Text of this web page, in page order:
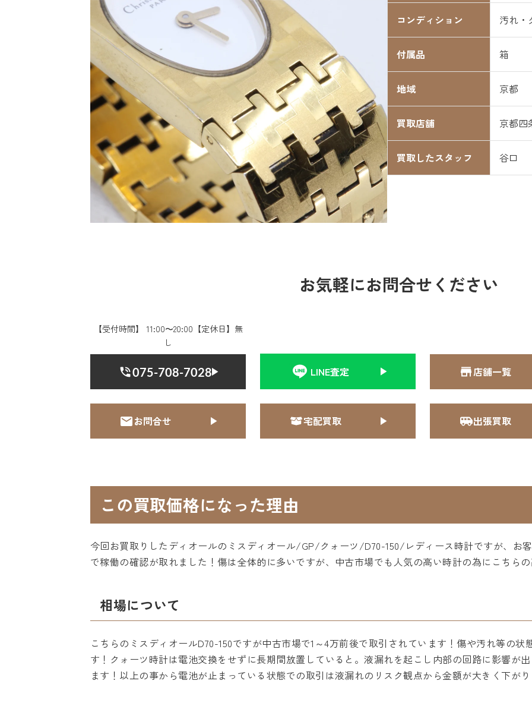
コンディション 汚れ・
付属品 箱
地域 京都
買取店舗 京都四
買取したスタッフ 谷口
お気軽にお問合せください
【受付時間】 11:00〜20:00【定休日】無
し
075-708-7028 LINE査定 店舗一覧
お問合せ 宅配買取 出張買取
この買取価格になった理由
今回お買取りしたディオールのミスディオール/GP/クォーツ/D70-150/レディース時計ですが、お
で稼働の確認が取れました！傷は全体的に多いですが、中古市場でも人気の高い時計の為にこちら
相場について
こちらのミスディオールD70-150ですが中古市場で1～4万前後で取引されています！傷や汚れ等の
す！クォーツ時計は電池交換をせずに長期間放置していると。液漏れを起こし内部の回路に影響が
ます！以上の事から電池が止まっている状態での取引は液漏れのリスク観点から金額が大きく下がり